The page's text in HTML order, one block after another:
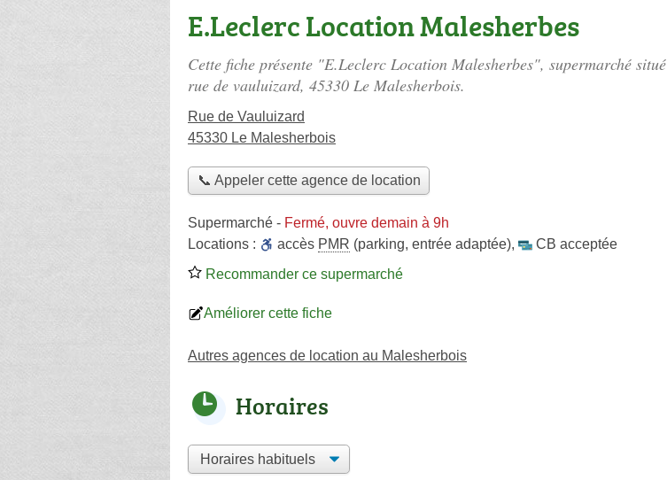
E.Leclerc Location Malesherbes
Cette fiche présente "E.Leclerc Location Malesherbes", supermarché situé
rue de vauluizard, 45330 Le Malesherbois.
Rue de Vauluizard
45330 Le Malesherbois
📞 Appeler cette agence de location
Supermarché - Fermé, ouvre demain à 9h
Locations :
accès PMR (parking, entrée adaptée),
CB acceptée
Recommander ce supermarché
Améliorer cette fiche
Autres agences de location au Malesherbois
Horaires